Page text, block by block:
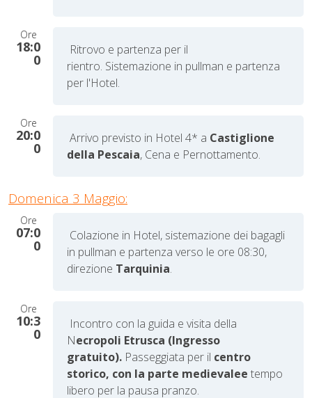
Ore
18:0
0
Ritrovo e partenza per il
rientro. Sistemazione in pullman e partenza
per l'Hotel.
Ore
20:0
0
Arrivo previsto in Hotel 4* a Castiglione
della Pescaia, Cena e Pernottamento.
Domenica 3 Maggio:
Ore
07:0
0
Colazione in Hotel, sistemazione dei bagagli
in pullman e partenza verso le ore 08:30,
direzione Tarquinia.
Ore
10:3
0
Incontro con la guida e visita della
Necropoli Etrusca (Ingresso
gratuito). Passeggiata per il centro
storico, con la parte medievalee tempo
libero per la pausa pranzo.